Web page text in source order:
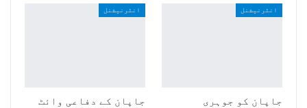
انٹرنیشنل
جاپان کو جوہری
انٹرنیشنل
جاپان کے دفاعی وائٹ